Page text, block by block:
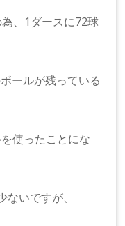
、1ダースに72球
ールが残っている
使ったことにな
いですが、